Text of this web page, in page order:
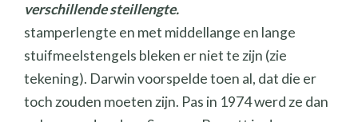
verschillende steillengte.
stamperlengte en met middellange en lange
stuifmeelstengels bleken er niet te zijn (zie
tekening). Darwin voorspelde toen al, dat die er
toch zouden moeten zijn. Pas in 1974 werd ze dan